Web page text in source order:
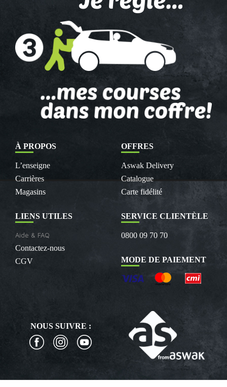
À PROPOS
L’enseigne
Carrières
Magasins
OFFRES
Aswak Delivery
Catalogue
Carte fidélité
LIENS UTILES
Aide & FAQ
Contactez-nous
CGV
SERVICE CLIENTÈLE
0800 09 70 70
MODE DE PAIEMENT
NOUS SUIVRE :